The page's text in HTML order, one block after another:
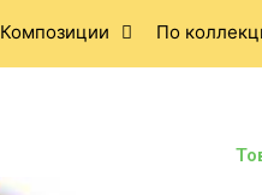
Композиции По